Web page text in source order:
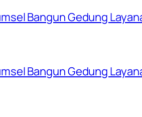
Bangun Gedung
Bangun Gedung